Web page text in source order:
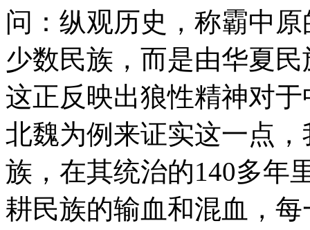
问：纵观历史，称霸中
少数民族，而是由华夏
这正反映出狼性精神对
北魏为例来证实这一点
族，在其统治的140多年
耕民族的输血和混血，